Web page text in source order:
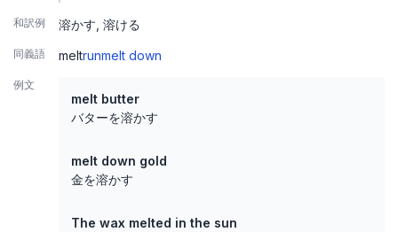
和訳例 溶かす 溶ける
同義語 meltrunmelt down
例文
melt butter
バターを溶かす
melt down gold
金を溶かす
The wax melted in the sun